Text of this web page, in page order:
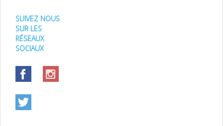
SUIVEZ NOUS
SUR LES
RÉSEAUX
SOCIAUX